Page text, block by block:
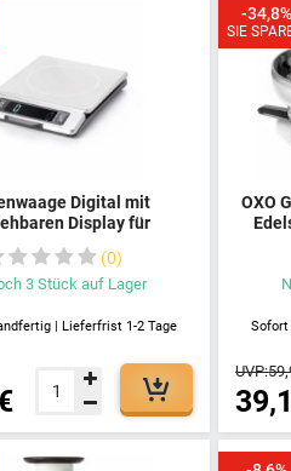
Digital mit
Display für
Anzeige mit Gut
Zahlen, OXO Edelstahl
Sehr Genaues
0
3 Stück auf Lager
| Lieferfrist 1-2 Tage
OXO
Sofort
UVP:
SIE
-34,8%